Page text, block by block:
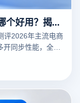
跨境卖家深度测评：电商浏览器哪个好用？揭秘云登浏览器的防关联黑科技
评2026年主流电商
同步性能，全方
、TikTok、
标准，保障账号